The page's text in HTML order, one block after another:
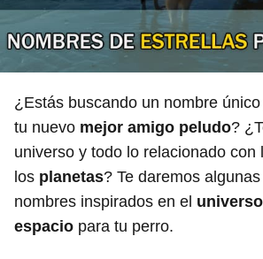
¿Estás buscando un nombre
tu nuevo mejor amigo peludo?
universo y todo lo relacionado con
los planetas? Te daremos
nombres inspirados en el universo
espacio para tu perro.